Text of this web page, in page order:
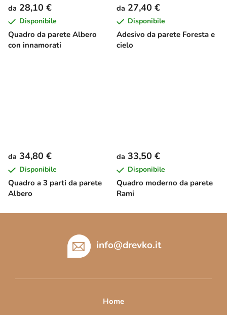
Quadro da parete Albero
con innamorati
da 28,10 €
Disponibile
Adesivo da parete Foresta e
cielo
da 27,40 €
Disponibile
Quadro a 3 parti da parete
Albero
da 34,80 €
Disponibile
Quadro moderno da parete
Rami
da 33,50 €
Disponibile
info@drevko.it
Home